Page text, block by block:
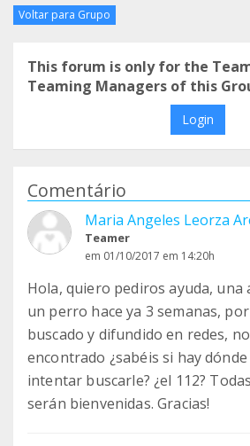
Voltar para Grupo
This forum is only for the
Teaming Managers of this
Login
Comentário
Maria Angeles Leorza
Teamer
em 01/10/2017 em 14:20h
Hola, quiero pediros ayuda, una
un perro hace ya 3 semanas,
buscado y difundido en redes,
encontrado ¿sabéis si hay
intentar buscarle? ¿el 112?
serán bienvenidas. Gracias!